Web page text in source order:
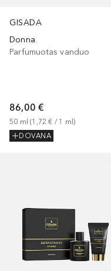
GISADA
Donna
Parfumuotas vanduo
86,00 €
50 ml (1,72 € / 1 ml)
DOVANA